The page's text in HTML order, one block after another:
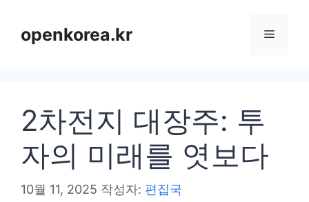
openkorea.kr 메
2차전지 대장주: 투
자의 미래를 엿보다
10월 11, 2025 작성자: 편집국